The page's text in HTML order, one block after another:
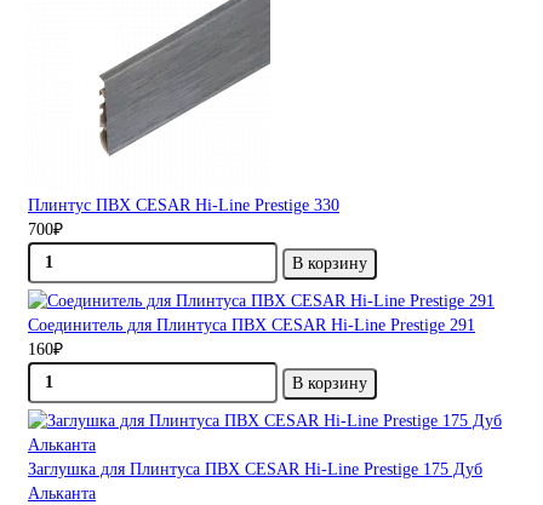
Плинтус ПВХ CESAR Hi-Line Prestige 330
700₽
В корзину
Соединитель для Плинтуса ПВХ CESAR Hi-Line Prestige 291
160₽
В корзину
Заглушка для Плинтуса ПВХ CESAR Hi-Line Prestige 175 Дуб
Альканта